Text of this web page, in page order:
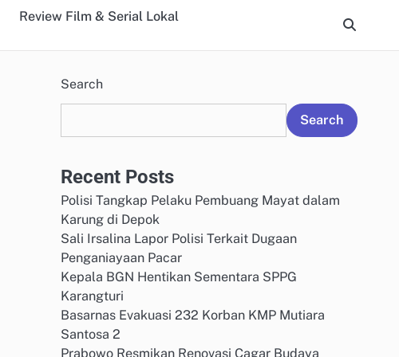
Review Film & Serial Lokal
Search
Search
Recent Posts
Polisi Tangkap Pelaku Pembuang Mayat dalam
Karung di Depok
Sali Irsalina Lapor Polisi Terkait Dugaan
Penganiayaan Pacar
Kepala BGN Hentikan Sementara SPPG
Karangturi
Basarnas Evakuasi 232 Korban KMP Mutiara
Santosa 2
Prabowo Resmikan Renovasi Cagar Budaya